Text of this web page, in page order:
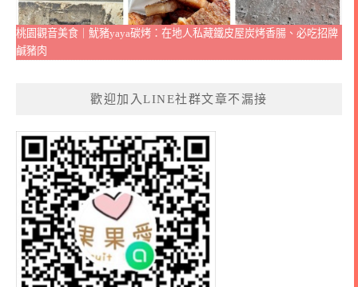
桃園觀音美食｜魷豬yaya碳烤：在地人私藏鐵皮屋炭烤香腸、必吃招牌
鹹豬肉
歡迎加入LINE社群文章不漏接